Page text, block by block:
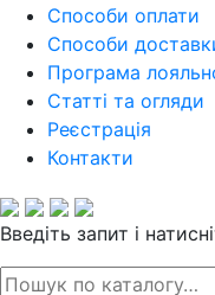
Способи оплати
Способи
Програма
Статті та огляди
Реєстрація
Контакти
Введіть запит і